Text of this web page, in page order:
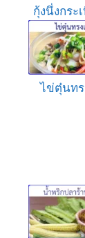
กุ้งนึ่งกระ
ไข่ตุ๋นทร